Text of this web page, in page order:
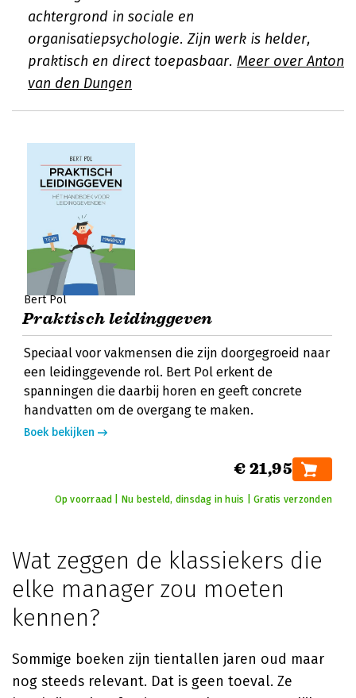
achtergrond in sociale en
organisatiepsychologie. Zijn werk is helder,
praktisch en direct toepasbaar. Meer over Anton
van den Dungen
Bert Pol
Praktisch leidinggeven
Speciaal voor vakmensen die zijn doorgegroeid naar
een leidinggevende rol. Bert Pol erkent de
spanningen die daarbij horen en geeft concrete
handvatten om de overgang te maken.
Boek bekijken
€ 21,95
Op voorraad | Nu besteld, dinsdag in huis | Gratis verzonden
Wat zeggen de klassiekers die
elke manager zou moeten
kennen?
Sommige boeken zijn tientallen jaren oud maar
nog steeds relevant. Dat is geen toeval. Ze